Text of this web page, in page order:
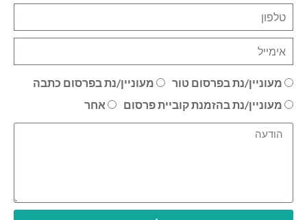
מעוניין/נת בפרסום טור
מעוניין/נת בפרסום כתבה
מעוניין/נת בהזמנת קוביית פרסום
אחר